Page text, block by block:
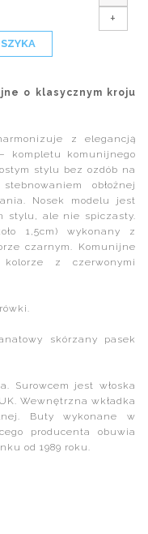
+
o klasycznym kroju
z elegancją
kompletu komunijnego
stylu bez ozdób na
obłożnej
Nosek modelu jest
stylu, ale nie spiczasty.
1,5cm) wykonany z
czarnym. Komunijne
z czerwonymi
skórzany pasek
Surowcem jest włoska
Wewnętrzna wkładka
Buty wykonane w
producenta obuwia
od 1989 roku.